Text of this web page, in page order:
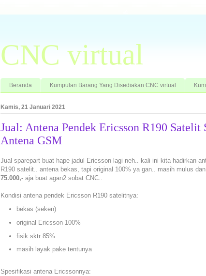
CNC virtual
Beranda Kumpulan Barang Yang Disediakan CNC virtual
Kamis, 21 Januari 2021
Jual: Antena Pendek Ericsson R190 Satelit
Antena GSM
Jual sparepart buat hape jadul Ericsson lagi neh.. kali ini kita hadirkan
R190 satelit.. antena bekas, tapi original 100% ya gan.. masih mulus
75.000,- aja buat agan2 sobat CNC..
Kondisi antena pendek Ericsson R190 satelitnya:
bekas (seken)
original Ericsson 100%
fisik sktr 85%
masih layak pake tentunya
Spesifikasi antena Ericssonnya: